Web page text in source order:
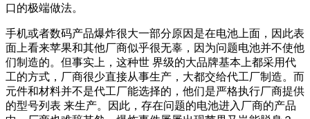
口的极端做法。
手机或者数码产品爆炸很大一部分原因是在电池上面，因此表
面上看来苹果和其他厂商似乎很无辜，因为问题电池并不使他
们制造的。但事实上，这种世 界级的大品牌基本上都采用代
工的方式，厂商很少直接从事生产，大都交给代工厂制造。而
元件和材料并不是代工厂能选择的，他们是严格执行厂商提供
的型号列表 来生产。因此，存在问题的电池进入厂商的产品